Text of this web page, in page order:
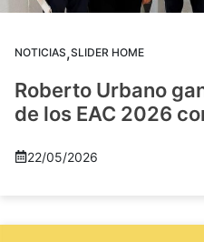
NOTICIAS,SLIDER HOME
Roberto Urbano
de los EAC 2026
22/05/2026